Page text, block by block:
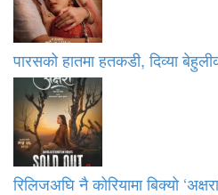
पारसको हातमा हतकडी, दिव्या
रिलिजअघि नै कोरियामा बिक्यो